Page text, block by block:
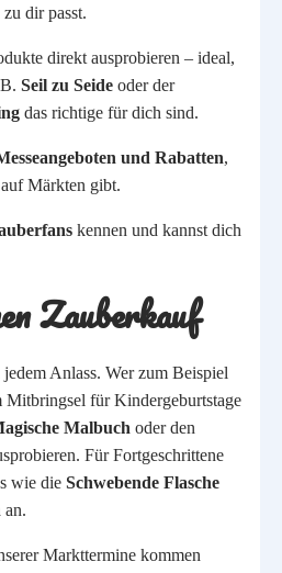
dir passt.
direkt ausprobieren – ideal,
Seil zu Seide oder der
das richtige für dich sind.
und Rabatten,
Märkten gibt.
kennen und kannst dich
Zauberkauf
Anlass. Wer zum Beispiel
Mitbringsel für Kindergeburtstage
Malbuch oder den
Für Fortgeschrittene
wie die Schwebende Flasche
an.
Markttermine kommen